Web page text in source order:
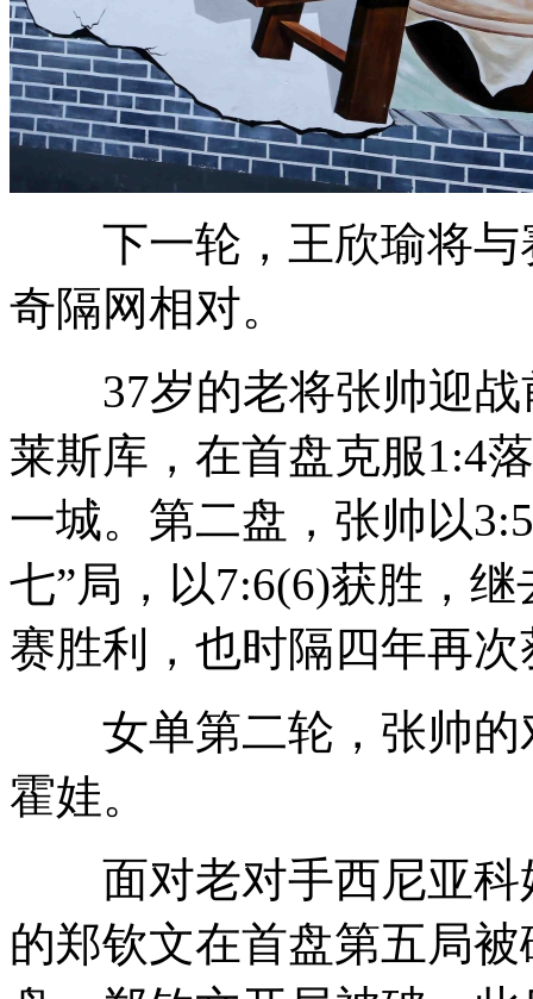
下一轮，王欣瑜将与
奇隔网相对。
37岁的老将张帅迎战
莱斯库，在首盘克服1:4
一城。第二盘，张帅以
七”局，以7:6(6)获胜，
赛胜利，也时隔四年再
女单第二轮，张帅的
霍娃。
面对老对手西尼亚科
的郑钦文在首盘第五局